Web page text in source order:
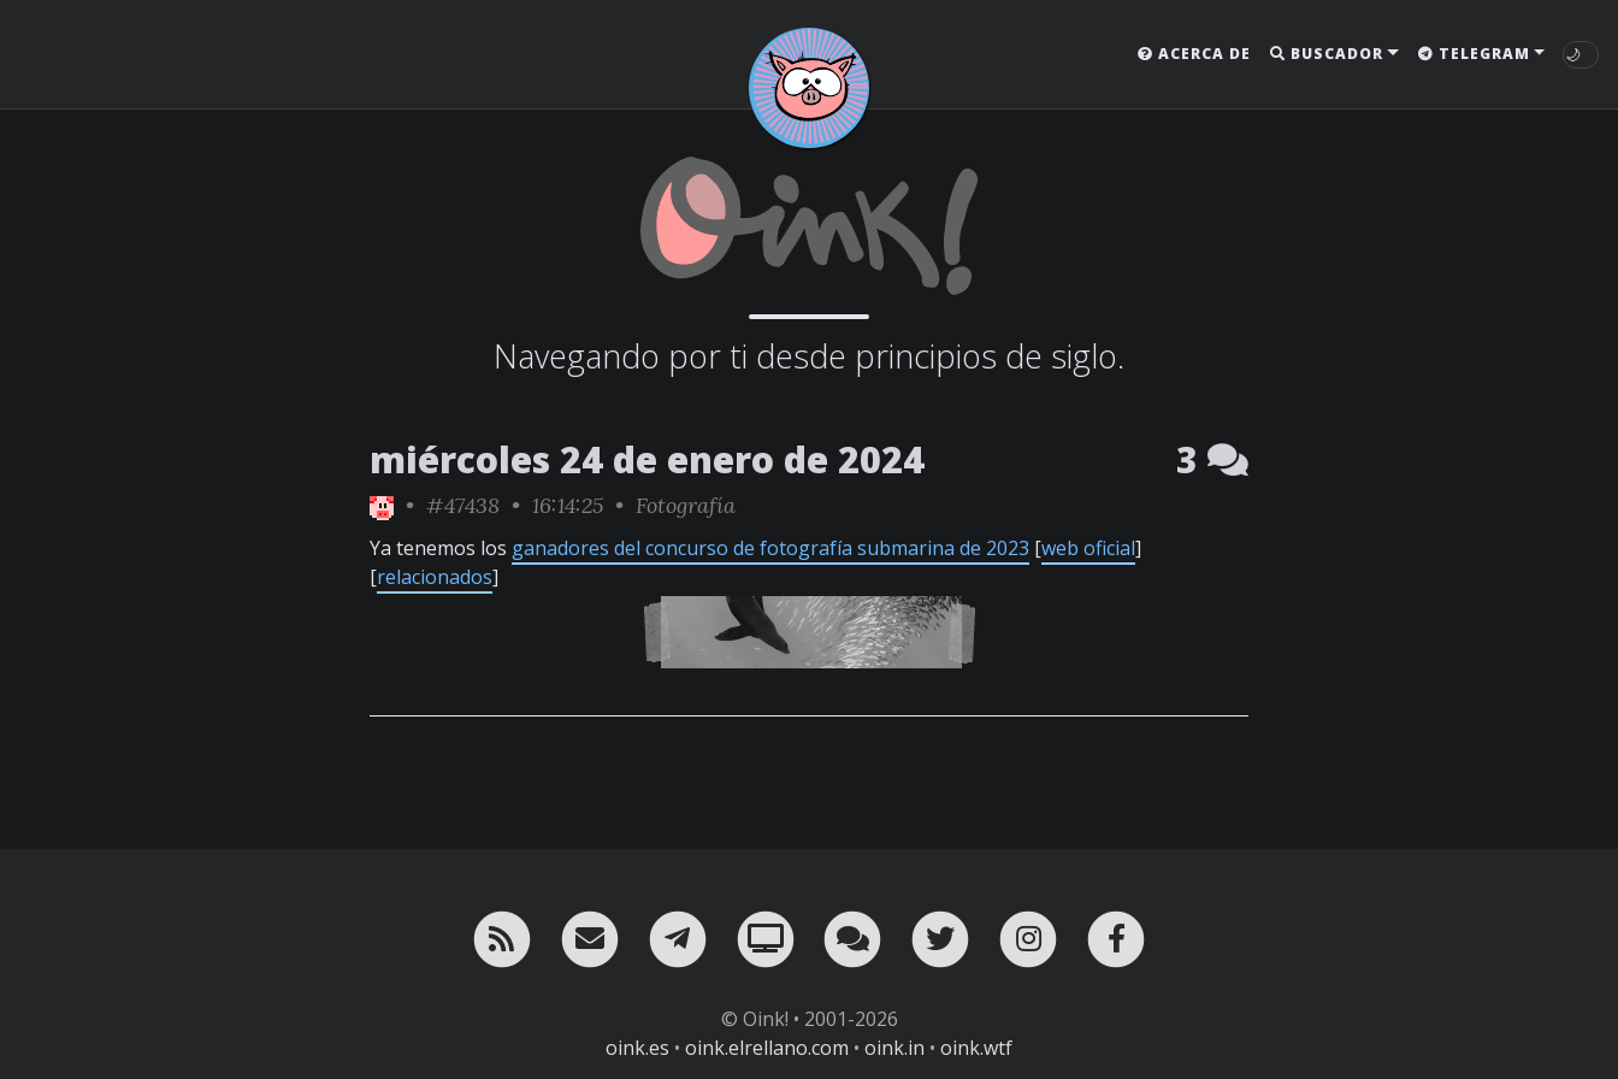
ACERCA DE BUSCADOR TELEGRAM 🌙
Navegando por ti desde principios de siglo.
miércoles 24 de enero de 2024 3
• #47438 • 16:14:25 • Fotografía
Ya tenemos los ganadores del concurso de fotografía submarina de 2023 [web oficial]
[relacionados]
RSS ¡Mándame un email!
¡Nuestro canal en Telegram!
Oink! TV Charla con nosotros en Telegram
Twitter Instagram
© Oink! • 2001-2026
oink.es • oink.elrellano.com • oink.in • oink.wtf